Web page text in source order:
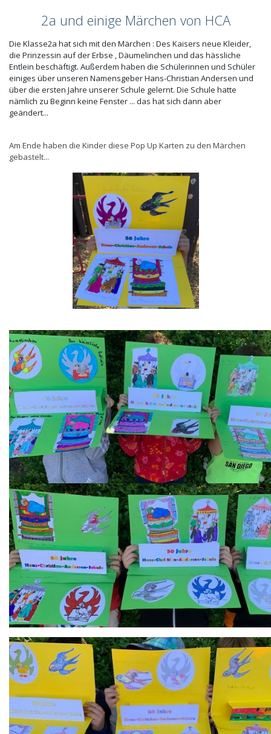
2a und einige Märchen von HCA
Die Klasse2a hat sich mit den Märchen : Des Kaisers neue Kleider,
die Prinzessin auf der Erbse , Däumelinchen und das hässliche
Entlein beschäftigt. Außerdem haben die Schülerinnen und Schüler
einiges über unseren Namensgeber Hans-Christian Andersen und
über die ersten Jahre unserer Schule gelernt. Die Schule hatte
nämlich zu Beginn keine Fenster ... das hat sich dann aber
geändert...
Am Ende haben die Kinder diese Pop Up Karten zu den Märchen
gebastelt...